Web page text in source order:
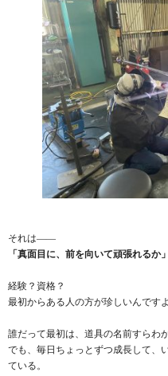
それは――
「真面目に、前を向いて頑張れるか」
経験？資格？
最初からある人の方が珍しいんですよ
誰だって最初は、道具の名前すらわ
でも、毎日ちょっとずつ成長して、
ている。